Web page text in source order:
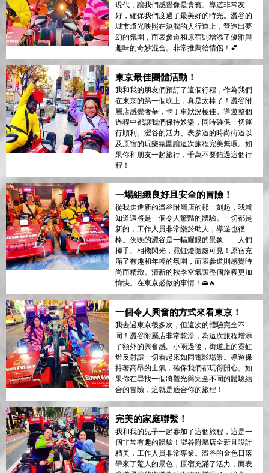
現代，讓我們感覺像是貴賓。導遊非常友
好，確保我們度過了最美好的時光。澀谷的
城市燈光映照在濕潤的人行道上，營造出夢
幻的氛圍，而表參道和原宿則增添了優雅與
趣味的奇妙混合。非常推薦給情侶！💕
東京最佳團體活動！
我和我的朋友們預訂了這個行程，作為我們
在東京的第一個晚上，真是太棒了！澀谷附
屬店感覺奢華，卡丁車狀況極佳。導遊整個
過程中都讓我們保持娛樂，同時確保一切運
行順利。澀谷的活力、表參道的時尚街道以
及原宿的玩樂氛圍讓這次旅程完美無瑕。如
果你和朋友一起旅行，千萬不要錯過這個行
程！
一場組織良好且安全的冒險！
從我走進新的澀谷附屬店的那一刻起，我就
知道這將是一個令人驚豔的體驗。一切都是
新的，工作人員非常樂於助人，導遊也很
棒。夜晚的澀谷是一幅耀眼的景象——人們
揮手、相機閃光，霓虹燈隨處可見！原宿充
滿了有趣和年輕的氛圍，而表參道則感覺時
尚而精緻。清新的秋季空氣讓整個旅程更加
愉快。在東京必做的事情！🚘🔥
一個令人興奮的方式來看東京！
我去過東京很多次，但這次的體驗完全不
同！澀谷附屬店非常乾淨，為這次旅程增添
了額外的興奮感。小雨過後，街道上的霓虹
燈反射讓一切看起來如同電影場景。導遊保
持著高昂的士氣，確保我們都玩得開心。如
果你在尋找一個將觀光與完全不同的體驗結
合的冒險，這就是適合你的旅程！
完美的家庭聯繫！
我和我的兒子一起參加了這個旅程，這是一
個非常有趣的體驗！澀谷附屬店全新且設計
精美，工作人員非常專業。澀谷的金色日落
帶來了驚人的景色，原宿充滿了活力，而表